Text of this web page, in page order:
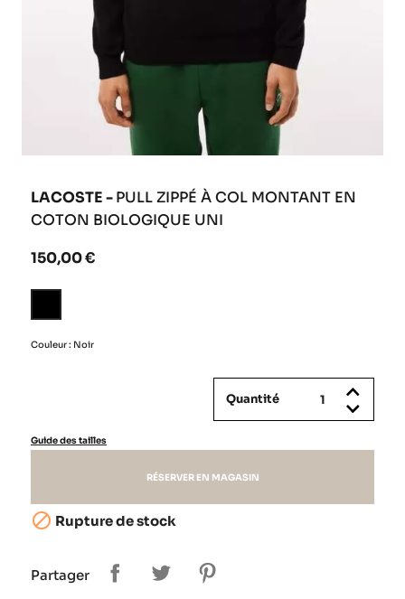
LACOSTE -PULL ZIPPÉ À COL MONTANT EN
COTON BIOLOGIQUE UNI
150,00 €
Couleur : Noir
Quantité
Guide des tailles
RÉSERVER EN MAGASIN
 Rupture de stock
Partager